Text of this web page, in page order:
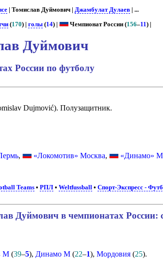
| Томислав Дуймович | Джамбулат Дулаев| ...
(170) | голы(14) | Чемпионат России (156–11) |
Дуймович
России по футболу
Dujmović). Полузащитник.
, «Локомотив» Москва, «Динамо»
Teams •РПЛ •Weltfussball •Спорт-Экспресс -
Дуймович в чемпионатах России:
М(39–5), Динамо М(22–1), Мордовия(25).